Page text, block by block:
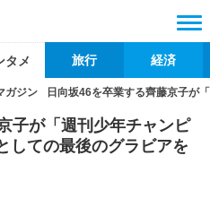
タメ 旅行 経済
ガジン 日向坂46を卒業する齊藤京子が
子が「週刊少年チャンピ
しての最後のグラビアを